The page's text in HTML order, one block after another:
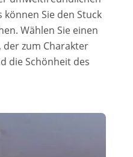
können Sie den Stuck
Wählen Sie einen
zum Charakter
die Schönheit des